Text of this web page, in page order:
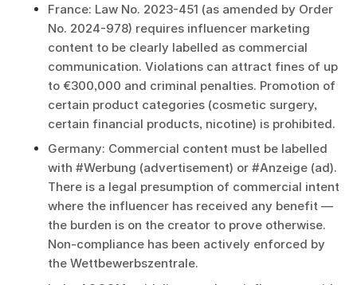
France: Law No. 2023-451 (as amended by Order
No. 2024-978) requires influencer marketing
content to be clearly labelled as commercial
communication. Violations can attract fines of up
to €300,000 and criminal penalties. Promotion of
certain product categories (cosmetic surgery,
certain financial products, nicotine) is prohibited.
Germany: Commercial content must be labelled
with #Werbung (advertisement) or #Anzeige (ad).
There is a legal presumption of commercial intent
where the influencer has received any benefit —
the burden is on the creator to prove otherwise.
Non-compliance has been actively enforced by
the Wettbewerbszentrale.